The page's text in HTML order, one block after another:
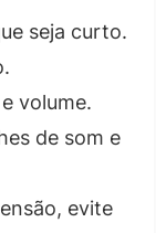
seja curto.
volume.
de som e
evite